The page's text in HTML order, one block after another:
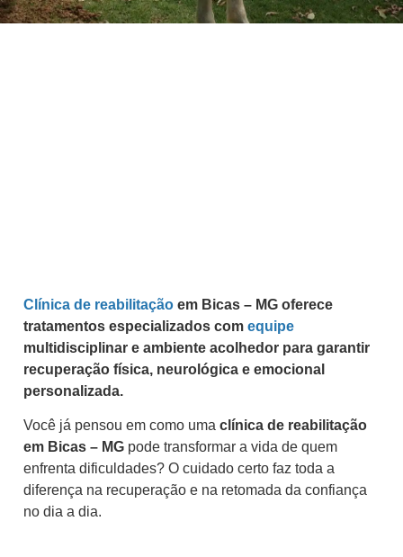
Clínica de reabilitação em Bicas – MG oferece
tratamentos especializados com equipe
multidisciplinar e ambiente acolhedor para garantir
recuperação física, neurológica e emocional
personalizada.
Você já pensou em como uma clínica de reabilitação
em Bicas – MG pode transformar a vida de quem
enfrenta dificuldades? O cuidado certo faz toda a
diferença na recuperação e na retomada da confiança
no dia a dia.